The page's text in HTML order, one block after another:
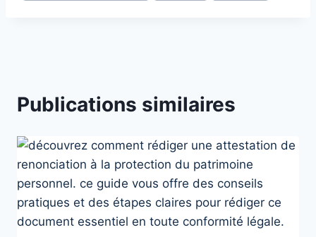
Publications similaires